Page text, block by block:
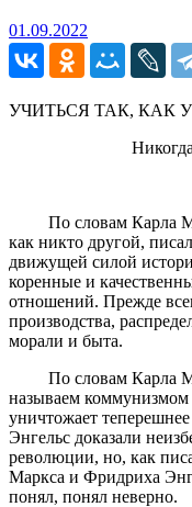
01.09.2022
УЧИТЬСЯ ТАК, КАК
Никогда ещё
(Карл
По словам Карла
как никто другой,
движущей силой
коренные и
отношений. Прежде
производства,
морали и быта.
По словам Карла
называем коммунизмом
уничтожает
Энгельс доказали
революции, но, как
Маркса и Фридриха
понял, понял неверно.